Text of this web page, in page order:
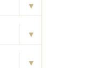
▾
▾
▾